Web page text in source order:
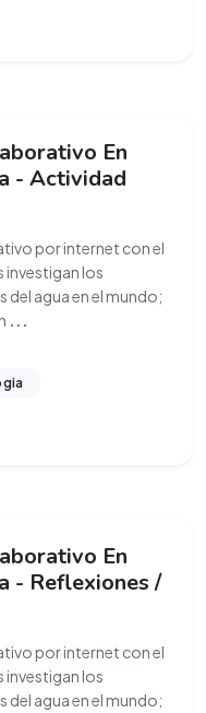
En
- Actividad
por internet con el
investigan los
agua en el mundo;
...
En
- Reflexiones /
por internet con el
investigan los
agua en el mundo;